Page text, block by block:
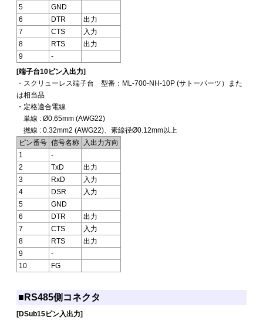
5
GND
6
DTR
出力
7
CTS
入力
8
RTS
出力
9
-
[端子台10ピン入出力]
・スクリューレス端子台 型番：ML-700-NH-10P (サトーパーツ）また
は相当品
・定格適合電線
単線 : Ø0.65mm (AWG22)
撚線 : 0.32mm2 (AWG22)、素線径Ø0.12mm以上
ピン番号 信号名称
入出力方向
1
-
2
TxD
出力
3
RxD
入力
4
DSR
入力
5
GND
6
DTR
出力
7
CTS
入力
8
RTS
出力
9
-
10
FG
■RS485側コネクタ
[DSub15ピン入出力]